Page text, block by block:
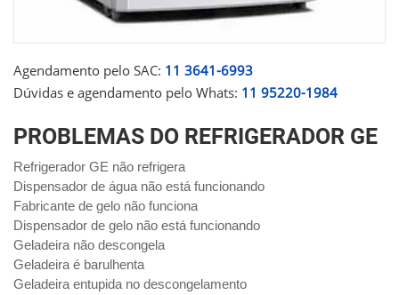
Agendamento pelo SAC: 11 3641-6993
Dúvidas e agendamento pelo Whats: 11 95220-1984
PROBLEMAS DO REFRIGERADOR GE
Refrigerador GE não refrigera
Dispensador de água não está funcionando
Fabricante de gelo não funciona
Dispensador de gelo não está funcionando
Geladeira não descongela
Geladeira é barulhenta
Geladeira entupida no descongelamento